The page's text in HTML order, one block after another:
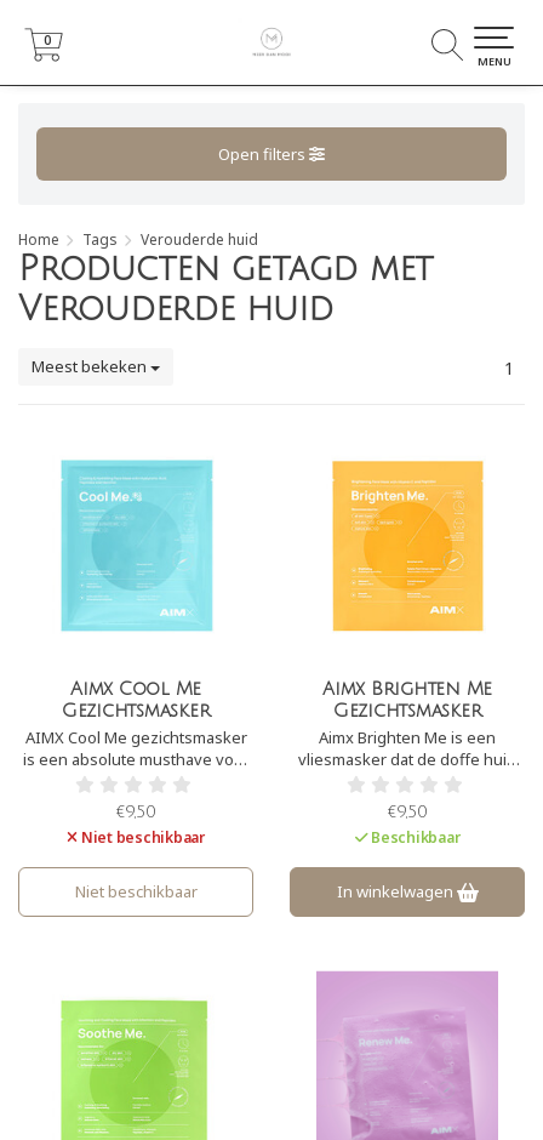
0
0
MENU
Open filters
Home Tags Verouderde huid
Producten getagd met
Verouderde huid
Meest bekeken 1
Aimx Cool Me
Gezichtsmasker
AIMX Cool Me gezichtsmasker
is een absolute musthave voor
de zomer. Het sheetmasker
bevat maar liefst 42 actieve
ingrediënten, die de huid
kalmeren, verzachten,
herstellen en voor een
verkoelend effect zorgen. Het
masker geeft direct een
€9,50
Niet beschikbaar
Niet beschikbaar
Aimx Brighten Me
Gezichtsmasker
Aimx Brighten Me is een
vliesmasker dat de doffe huid
een boost geeft. Het masker is
doordrenkt met 22 actieve
ingrediënten, waaronder
vitamine c en kakadu pruim
(een sterke antioxidant). Het
geeft de huid een stralende
glow.
€9,50
Beschikbaar
In winkelwagen